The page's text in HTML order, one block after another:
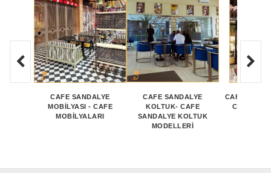
CAFE SANDALYE
MOBİLYASI - CAFE
MOBİLYALARI
CAFE SANDALYE
KOLTUK- CAFE
SANDALYE KOLTUK
MODELLERİ
CAFE
CAFE